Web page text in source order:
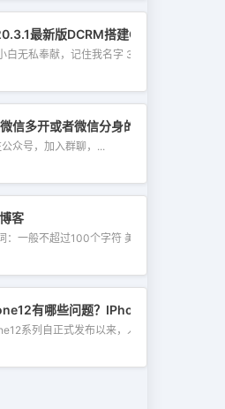
最新版DCRM搭建Cydia教程
我是小白无私奉献，记住我名字 3.25...
信多开或者微信分身的问题
众号，加入群聊，...
客
：一般不超过100个字符 美国Ap...
有哪些问题？IPhone12问题总结
系列自正式发布以来，人气一直...